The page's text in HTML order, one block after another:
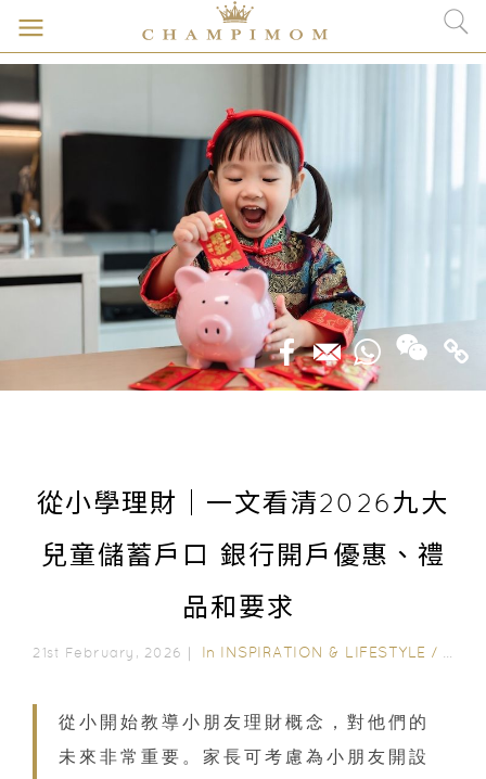
從小學理財｜一文看清2026九大
兒童儲蓄戶口 銀行開戶優惠、禮
品和要求
21st February, 2026｜ In INSPIRATION & LIFESTYLE /
從小開始教導小朋友理財概念，對他們的
未來非常重要。家長可考慮為小朋友開設